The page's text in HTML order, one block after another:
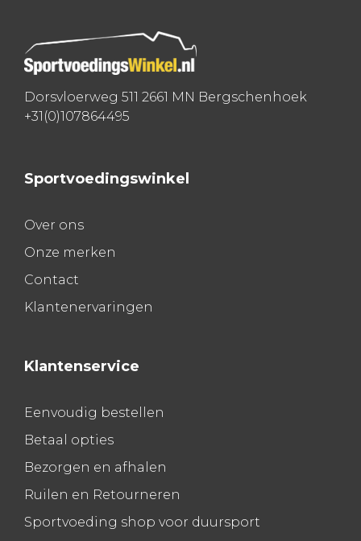
Dorsvloerweg 511 2661 MN Bergschenhoek
+31(0)107864495
Sportvoedingswinkel
Over ons
Onze merken
Contact
Klantenervaringen
Klantenservice
Eenvoudig bestellen
Betaal opties
Bezorgen en afhalen
Ruilen en Retourneren
Sportvoeding shop voor duursport